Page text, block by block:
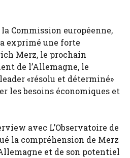
Commission européenne,
exprimé une forte
Merz, le prochain
de l’Allemagne, le
«résolu et déterminé»
les besoins économiques et
avec L’Observatoire de
la compréhension de Merz
et de son potentiel